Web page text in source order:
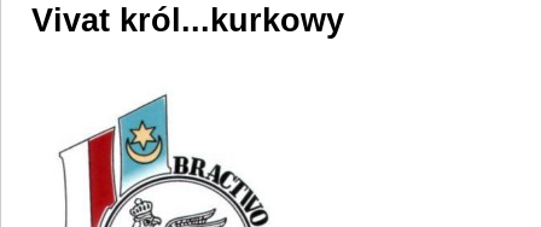
Vivat król...kurkowy